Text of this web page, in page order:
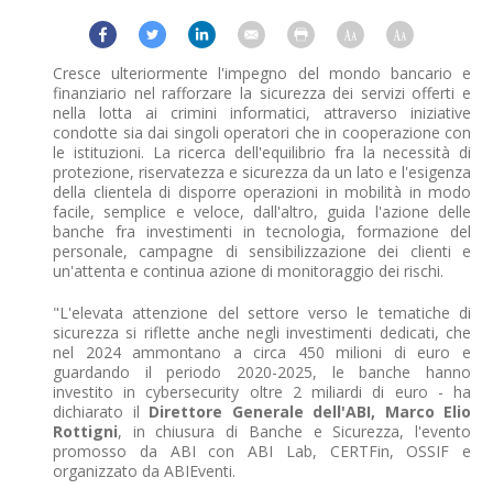
Cresce ulteriormente l'impegno del mondo bancario e
finanziario nel rafforzare la sicurezza dei servizi offerti e
nella lotta ai crimini informatici, attraverso iniziative
condotte sia dai singoli operatori che in cooperazione con
le istituzioni. La ricerca dell'equilibrio fra la necessità di
protezione, riservatezza e sicurezza da un lato e l'esigenza
della clientela di disporre operazioni in mobilità in modo
facile, semplice e veloce, dall'altro, guida l'azione delle
banche fra investimenti in tecnologia, formazione del
personale, campagne di sensibilizzazione dei clienti e
un'attenta e continua azione di monitoraggio dei rischi.
"L'elevata attenzione del settore verso le tematiche di
sicurezza si riflette anche negli investimenti dedicati, che
nel 2024 ammontano a circa 450 milioni di euro e
guardando il periodo 2020-2025, le banche hanno
investito in cybersecurity oltre 2 miliardi di euro - ha
dichiarato il Direttore Generale dell'ABI, Marco Elio
Rottigni, in chiusura di Banche e Sicurezza, l'evento
promosso da ABI con ABI Lab, CERTFin, OSSIF e
organizzato da ABIEventi.